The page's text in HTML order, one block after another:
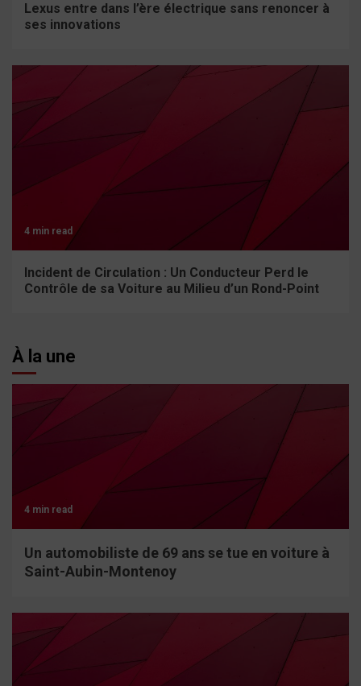
Lexus entre dans l’ère électrique sans renoncer à
ses innovations
4 min read
Incident de Circulation : Un Conducteur Perd le
Contrôle de sa Voiture au Milieu d’un Rond-Point
À la une
4 min read
Un automobiliste de 69 ans se tue en voiture à
Saint-Aubin-Montenoy